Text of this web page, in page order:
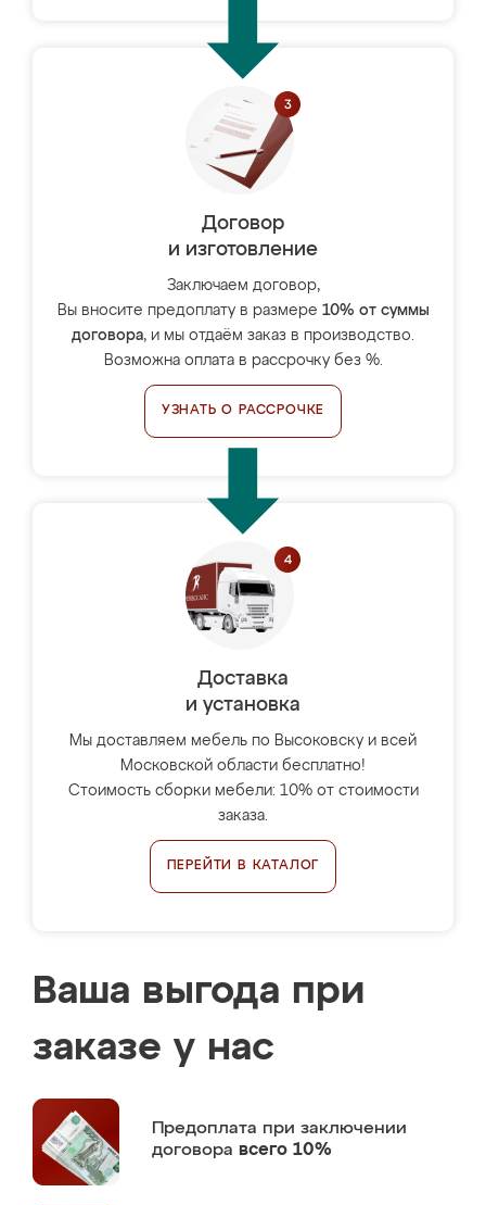
Договор
и изготовление
Заключаем договор,
Вы вносите предоплату в размере 10% от суммы
договора, и мы отдаём заказ в производство.
Возможна оплата в рассрочку без %.
УЗНАТЬ О РАССРОЧКЕ
Доставка
и установка
Мы доставляем мебель по Высоковску и всей
Московской области бесплатно!
Стоимость сборки мебели: 10% от стоимости
заказа.
ПЕРЕЙТИ В КАТАЛОГ
Ваша выгода при
заказе у нас
Предоплата при заключении
договора всего 10%